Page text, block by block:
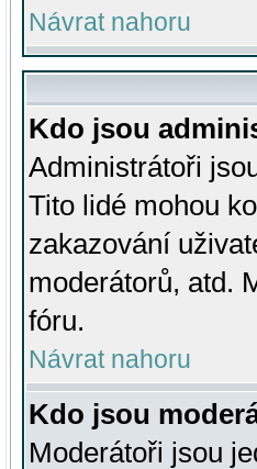
Návrat nahoru
Kdo jsou
Administrátoři
Tito lidé mohou
zakazování
moderátorů, atd.
fóru.
Návrat nahoru
Kdo jsou
Moderátoři jsou